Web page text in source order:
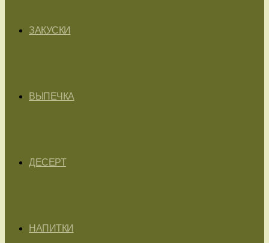
ЗАКУСКИ
ВЫПЕЧКА
ДЕСЕРТ
НАПИТКИ